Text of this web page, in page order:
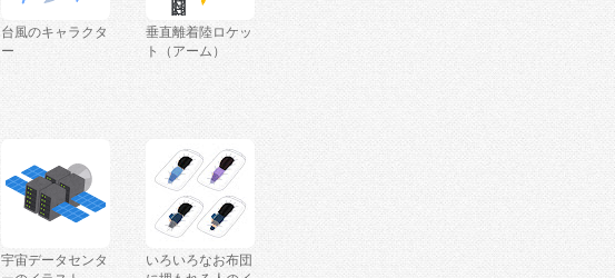
台風のキャラクタ
ー
垂直離着陸ロケッ
ト（アーム）
宇宙データセンタ
いろいろなお布団